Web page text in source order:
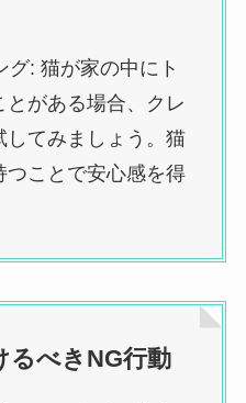
グ: 猫が家の中にト
がある場合、クレ
してみましょう。猫
つことで安心感を得
るべきNG行動